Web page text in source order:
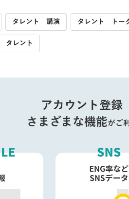
タレント 講演 タレント トー
タレント
アカウント登録
さまざまな機能がご